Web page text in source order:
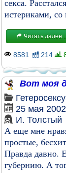
секса.
истериками, со
Читать далее...
8581 214
Вот моя
25 мая 2002
И. Толстый
А еще мне
простые,
Правда давно.
губернию. А